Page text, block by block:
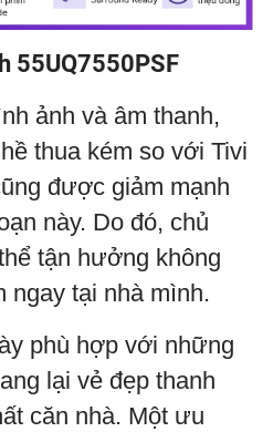
55UQ7550PSF
ảnh và âm thanh,
thua kém so với Tivi
được giảm mạnh
này. Do đó, chủ
tận hưởng không
ngay tại nhà mình.
phù hợp với những
lại vẻ đẹp thanh
căn nhà. Một ưu